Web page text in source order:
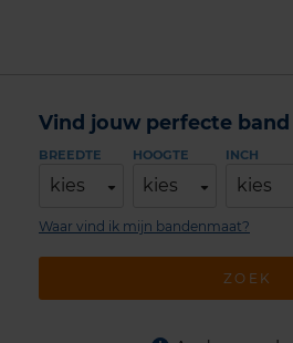
Vind jouw perfecte band
BREEDTE
kies
HOOGTE
kies
INCH
kies
ZOEK
Waar vind ik mijn bandenmaat?